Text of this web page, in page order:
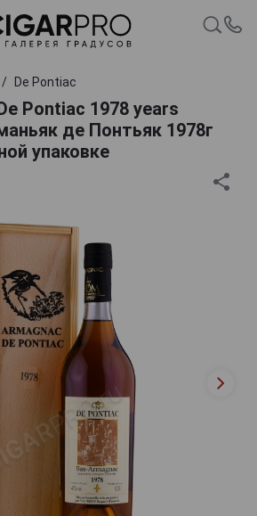
De Pontiac
Pontiac 1978 years
де Понтьяк 1978г
упаковке